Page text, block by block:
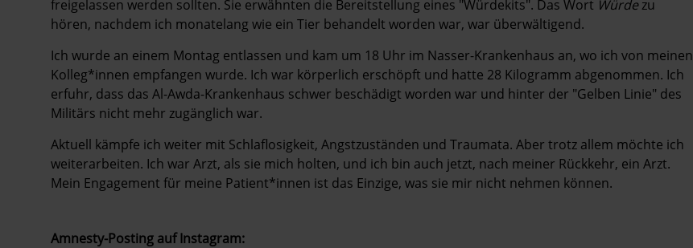
freigelassen werden sollten. Sie erwähnten die Bereitstellung eines "Würdekits". Das Wort Würdezu
hören, nachdem ich monatelang wie ein Tier behandelt worden war, war überwältigend.
Ich wurde an einem Montag entlassen und kam um 18 Uhr im Nasser-Krankenhaus an, wo ich von meinen
Kolleg*innen empfangen wurde. Ich war körperlich erschöpft und hatte 28 Kilogramm abgenommen. Ich
erfuhr, dass das Al-Awda-Krankenhaus schwer beschädigt worden war und hinter der "Gelben Linie" des
Militärs nicht mehr zugänglich war.
Aktuell kämpfe ich weiter mit Schlaflosigkeit, Angstzuständen und Traumata. Aber trotz allem möchte ich
weiterarbeiten. Ich war Arzt, als sie mich holten, und ich bin auch jetzt, nach meiner Rückkehr, ein Arzt.
Mein Engagement für meine Patient*innen ist das Einzige, was sie mir nicht nehmen können.
Amnesty-Posting auf Instagram: